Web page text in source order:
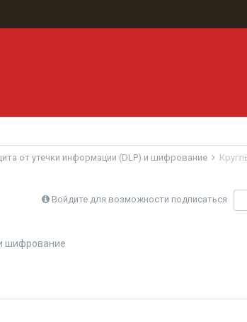
от утечки информации (DLP) и шифрование
Войдите для возможности подписаться
шифрование